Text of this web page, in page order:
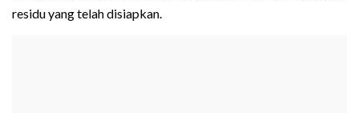
residu yang telah disiapkan.